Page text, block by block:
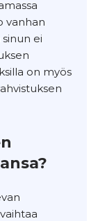
vanhan
ei
on myös